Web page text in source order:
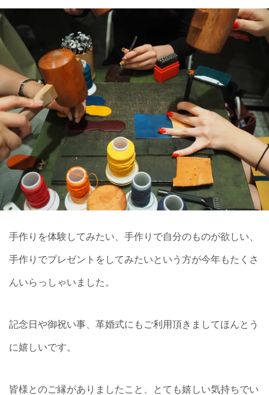
手作りを体験してみたい、手作りで自分のものが欲しい、
手作りでプレゼントをしてみたいという方が今年もたくさ
んいらっしゃいました。
記念日や御祝い事、革婚式にもご利用頂きましてほんとう
に嬉しいです。
皆様とのご縁がありましたこと、とても嬉しい気持ちでい